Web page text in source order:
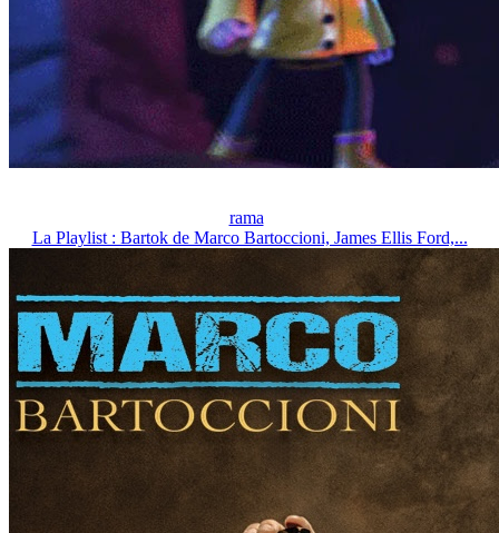
rama
La Playlist : Bartok de Marco Bartoccioni, James Ellis Ford,...